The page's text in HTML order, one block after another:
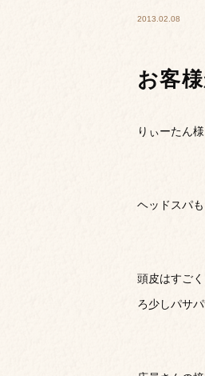
2013.02.08
お客
りぃー
ヘッドスパ
頭皮はすご
ろ少しパサ